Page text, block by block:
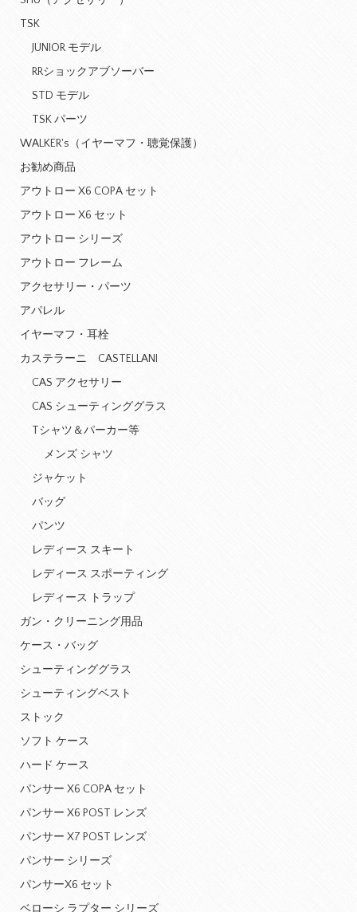
TSK
JUNIOR モデル
RRショックアブソーバー
STD モデル
TSK パーツ
WALKER's（イヤーマフ・聴覚保護）
お勧め商品
アウトロー X6 COPA セット
アウトロー X6 セット
アウトロー シリーズ
アウトロー フレーム
アクセサリー・パーツ
アパレル
イヤーマフ・耳栓
カステラーニ CASTELLANI
CAS アクセサリー
CAS シューティンググラス
Tシャツ＆パーカー等
メンズ シャツ
ジャケット
バッグ
パンツ
レディース スキート
レディース スポーティング
レディース トラップ
ガン・クリーニング用品
ケース・バッグ
シューティンググラス
シューティングベスト
ストック
ソフト ケース
ハード ケース
パンサー X6 COPA セット
パンサー X6 POST レンズ
パンサー X7 POST レンズ
パンサー シリーズ
パンサーX6 セット
ベローシ ラプター シリーズ